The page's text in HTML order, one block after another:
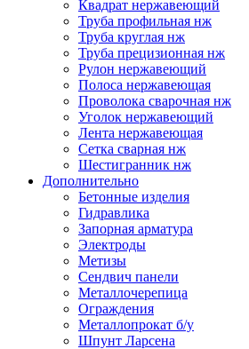
Квадрат нержавеющий
Труба профильная нж
Труба круглая нж
Труба прецизионная нж
Рулон нержавеющий
Полоса нержавеющая
Проволока сварочная нж
Уголок нержавеющий
Лента нержавеющая
Сетка сварная нж
Шестигранник нж
Дополнительно
Бетонные изделия
Гидравлика
Запорная арматура
Электроды
Метизы
Сендвич панели
Металлочерепица
Ограждения
Металлопрокат б/у
Шпунт Ларсена